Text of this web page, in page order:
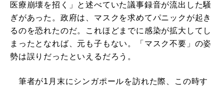
医療崩壊を招く」と述べていた議事録音が流出した騒
ぎがあった。政府は、マスクを求めてパニックが起き
るのを恐れたのだ。これほどまでに感染が拡大してし
まったとなれば、元も子もない。「マスク不要」の姿
勢は誤りだったといえるだろう。
筆者が1月末にシンガポールを訪れた際、この時す